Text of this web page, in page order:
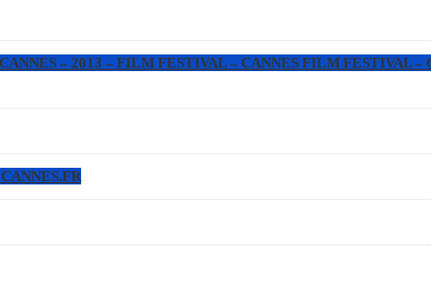
– 2013 – FILM FESTIVAL – CANNES FILM FESTIVAL